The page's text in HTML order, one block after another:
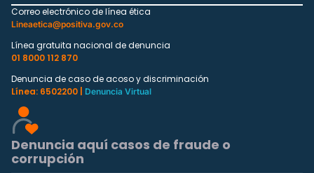
Correo electrónico de línea ética
Lineaetica@positiva.gov.co
Línea gratuita nacional de denuncia
01 8000 112 870
Denuncia de caso de acoso y discriminación
Línea: 6502200 |
Denuncia Virtual
Denuncia aquí casos de fraude o
corrupción